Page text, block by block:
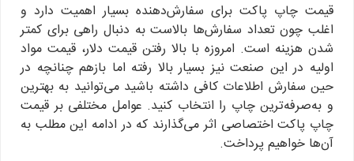
قیمت چاپ پاکت برای سفارش‌دهنده بسیار اهمیت دارد و
اغلب چون تعداد سفارش‌ها بالاست به دنبال راهی برای کمتر
شدن هزینه است. امروزه با بالا رفتن قیمت دلار، قیمت مواد
اولیه در این صنعت نیز بسیار بالا رفته اما بازهم چنانچه در
حین سفارش اطلاعات کافی داشته باشید می‌توانید به بهترین
و به‌صرفه‌ترین چاپ را انتخاب کنید. عوامل مختلفی بر قیمت
چاپ پاکت اختصاصی اثر می‌گذارند که در ادامه این مطلب به
آن‌ها خواهیم پرداخت.